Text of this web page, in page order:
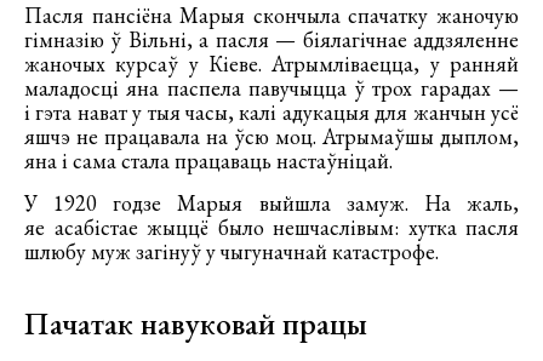
Пасля пансіёна Марыя cкончыла спачатку жаночую
гімназію ў Вільні, а пасля — біялагічнае аддзяленне
жаночых курсаў у Кіеве. Атрымліваецца, у ранняй
маладосці яна паспела павучыцца ў трох гарадах —
і гэта нават у тыя часы, калі адукацыя для жанчын усё
яшчэ не працавала на ўсю моц. Атрымаўшы дыплом,
яна і сама стала працаваць настаўніцай.
У 1920 годзе Марыя выйшла замуж. На жаль,
яе асабістае жыццё было нешчаслівым: хутка пасля
шлюбу муж загінуў у чыгуначнай катастрофе.
Пачатак навуковай працы